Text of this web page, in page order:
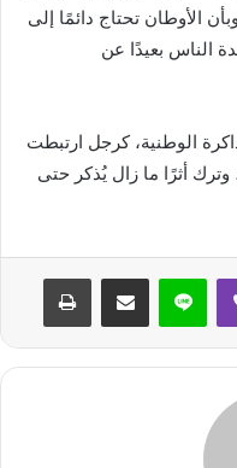
الأوطان تحتاج دائمًا إلى
الناس بعيدًا عن
الوطنية، كرجل ارتبطت
أثرًا ما زال يُذكر حتى
ڤايبر لاين مشاركة عبر البريد طباعة